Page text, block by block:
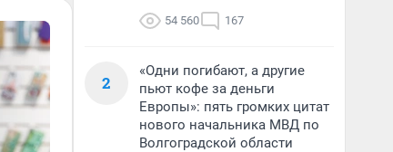
54 560 167
2
«Одни погибают, а другие
пьют кофе за деньги
Европы»: пять громких цитат
нового начальника МВД по
Волгоградской области